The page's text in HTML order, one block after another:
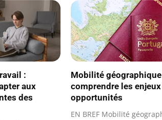
:
aux
des
Mobilité
comprendre les
opportunités
EN BREF Mobilité